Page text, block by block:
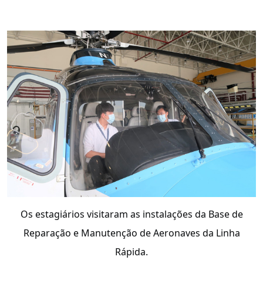
Os estagiários visitaram as instalações da Base de
Reparação e Manutenção de Aeronaves da Linha
Rápida.